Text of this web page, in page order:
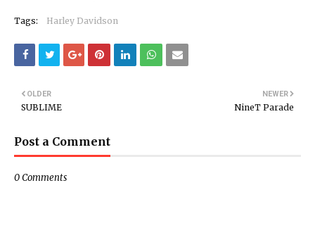
Tags: Harley Davidson
NEWER
NineT Parade
OLDER
SUBLIME
Post a Comment
0 Comments